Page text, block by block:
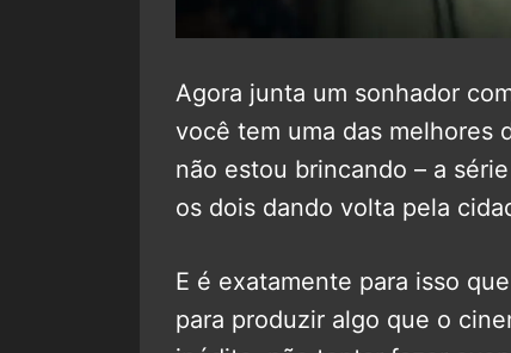
Agora junta um sonhador
você tem uma das melhores
não estou brincando – a
os dois dando volta pela
E é exatamente para isso
para produzir algo que o